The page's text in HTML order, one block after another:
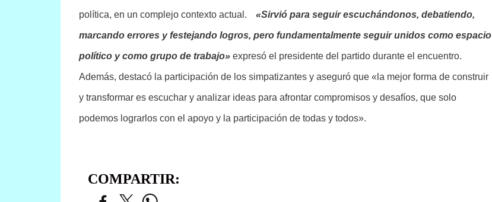
política, en un complejo contexto actual. «Sirvió para seguir escuchándonos, debatiendo,
marcando errores y festejando logros, pero fundamentalmente seguir unidos como espacio
político y como grupo de trabajo» expresó el presidente del partido durante el encuentro.
Además, destacó la participación de los simpatizantes y aseguró que «la mejor forma de construir
y transformar es escuchar y analizar ideas para afrontar compromisos y desafíos, que solo
podemos lograrlos con el apoyo y la participación de todas y todos».
COMPARTIR: